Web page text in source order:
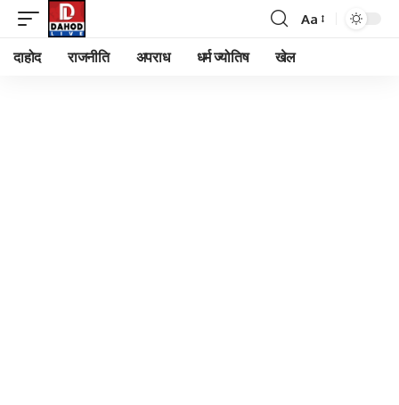
Font
Aa
दाहोद राजनीति अपराध धर्म ज्योतिष खेल